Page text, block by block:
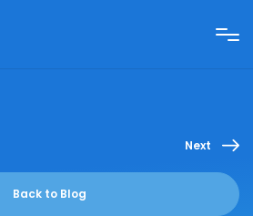
Back to Blog
Next